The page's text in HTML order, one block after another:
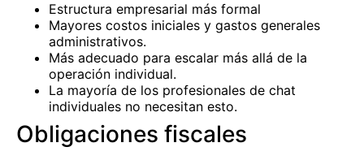
Estructura empresarial más formal
Mayores costos iniciales y gastos generales
administrativos.
Más adecuado para escalar más allá de la
operación individual.
La mayoría de los profesionales de chat
individuales no necesitan esto.
Obligaciones fiscales